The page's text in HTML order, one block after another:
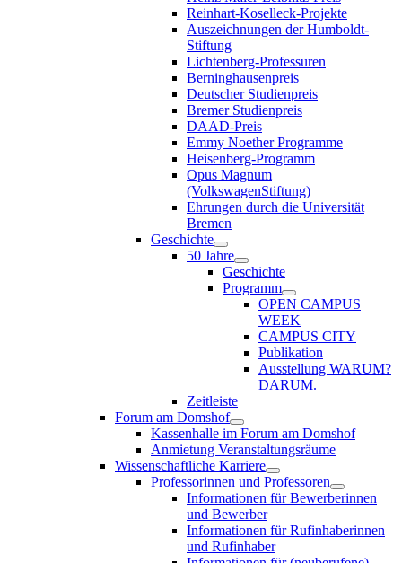
Reinhart-Koselleck-Projekte
Auszeichnungen der Humboldt-
Stiftung
Lichtenberg-Professuren
Berninghausenpreis
Deutscher Studienpreis
Bremer Studienpreis
DAAD-Preis
Emmy Noether Programme
Heisenberg-Programm
Opus Magnum
(VolkswagenStiftung)
Ehrungen durch die Universität
Bremen
Geschichte
50 Jahre
Geschichte
Programm
OPEN CAMPUS
WEEK
CAMPUS CITY
Publikation
Ausstellung WARUM?
DARUM.
Zeitleiste
Forum am Domshof
Kassenhalle im Forum am Domshof
Anmietung Veranstaltungsräume
Wissenschaftliche Karriere
Professorinnen und Professoren
Informationen für Bewerberinnen
und Bewerber
Informationen für Rufinhaberinnen
und Rufinhaber